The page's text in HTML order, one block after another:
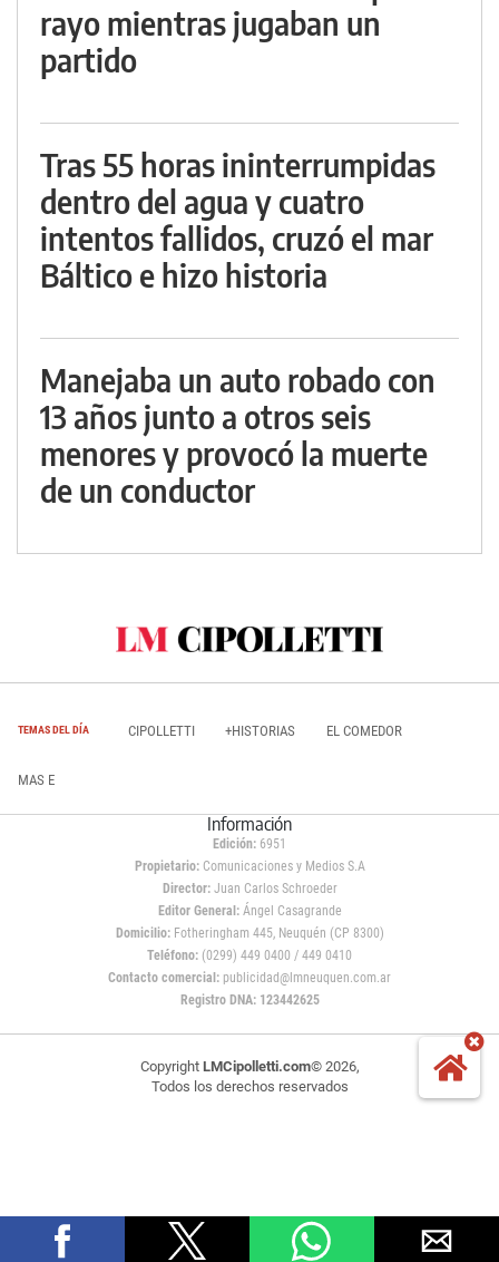
rayo mientras jugaban un
partido
Tras 55 horas ininterrumpidas
dentro del agua y cuatro
intentos fallidos, cruzó el mar
Báltico e hizo historia
Manejaba un auto robado con
13 años junto a otros seis
menores y provocó la muerte
de un conductor
TEMAS DEL DÍA CIPOLLETTI +HISTORIAS EL COMEDOR
MAS E
Información
Edición: 6951
Propietario:Comunicaciones y Medios S.A
Director: Juan Carlos Schroeder
Editor General:Ángel Casagrande
Domicilio:Fotheringham 445, Neuquén (CP 8300)
Teléfono: (0299) 449 0400 / 449 0410
Contacto comercial: publicidad@lmneuquen.com.ar
Registro DNA: 123442625
Copyright LMCipolletti.com© 2026,
Todos los derechos reservados